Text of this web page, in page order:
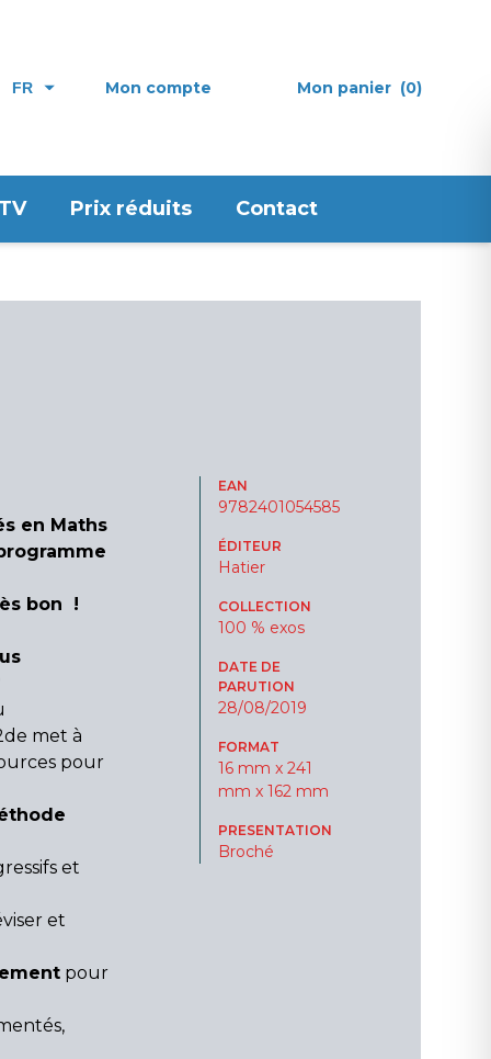
FR Mon compte Mon panier (0)
Prix réduits Contact
en Maths
bon !
met à
pour
et
et
pour
EAN
9782401054585
ÉDITEUR
Hatier
COLLECTION
100 % exos
DATE DE
PARUTION
28/08/2019
FORMAT
16 mm x 241
mm x 162 mm
PRESENTATION
Broché